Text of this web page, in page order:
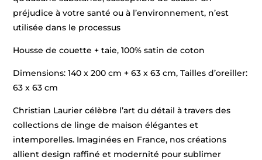
préjudice à votre santé ou à l’environnement, n’est
utilisée dans le processus
Housse de couette + taie, 100% satin de coton
Dimensions: 140 x 200 cm + 63 x 63 cm, Tailles d’oreiller:
63 x 63 cm
Christian Laurier célèbre l’art du détail à travers des
collections de linge de maison élégantes et
intemporelles. Imaginées en France, nos créations
allient design raffiné et modernité pour sublimer